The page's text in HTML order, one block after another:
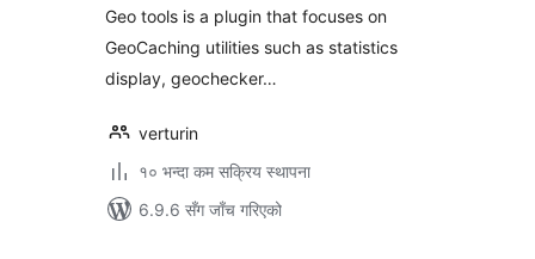
Geo tools is a plugin that focuses on
GeoCaching utilities such as statistics
display, geochecker…
verturin
१० भन्दा कम सक्रिय स्थापना
6.9.6 सँग जाँच गरिएको